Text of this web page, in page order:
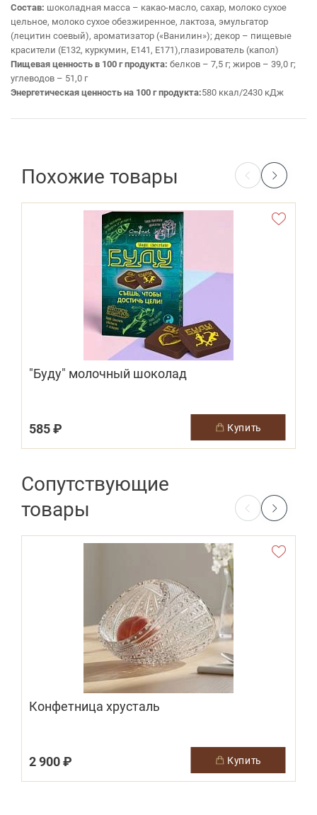
Состав: шоколадная масса – какао-масло, сахар, молоко сухое
цельное, молоко сухое обезжиренное, лактоза, эмульгатор
(лецитин соевый), ароматизатор («Ванилин»); декор – пищевые
красители (Е132, куркумин, Е141, Е171),глазирователь (капол)
Пищевая ценность в 100 г продукта: белков – 7,5 г; жиров – 39,0 г;
углеводов – 51,0 г
Энергетическая ценность на 100 г продукта:580 ккал/2430 кДж
Похожие товары
"Буду" молочный шоколад
585 ₽ купить
Сопутствующие
товары
Конфетница хрусталь
2 900 ₽ купить